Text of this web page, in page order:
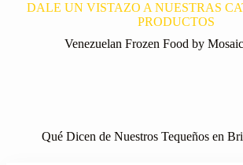
DALE UN VISTAZO A NUESTRAS
PRODUCTOS
Venezuelan Frozen Food by
Qué Dicen de Nuestros Tequeños en